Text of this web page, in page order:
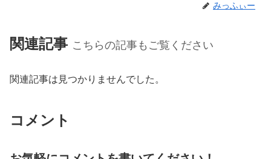
みっふぃー
関連記事 こちらの記事もご覧ください
関連記事は見つかりませんでした。
コメント